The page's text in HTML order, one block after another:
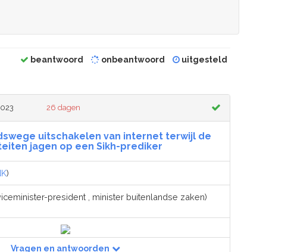
beantwoord onbeantwoord uitgesteld
26 dagen
uitschakelen van internet terwijl de
jagen op een Sikh-prediker
)
president , minister buitenlandse zaken)
Vragen en antwoorden